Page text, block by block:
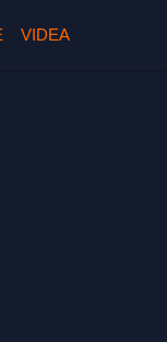
VIDEA